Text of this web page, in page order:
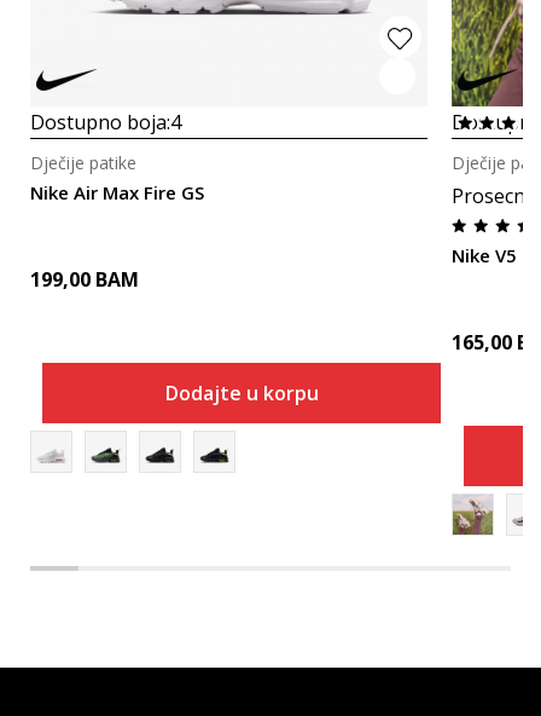
Dostupno boja:4
Nike Air Max Fire GS
Dječije patike
199,00 BAM
Dodajte u korpu
Nike V5
Dječije
165,00